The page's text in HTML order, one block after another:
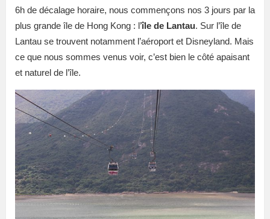
6h de décalage horaire, nous commençons nos 3 jours par la
plus grande île de Hong Kong : l’île de Lantau. Sur l’île de
Lantau se trouvent notamment l’aéroport et Disneyland. Mais
ce que nous sommes venus voir, c’est bien le côté apaisant
et naturel de l’île.